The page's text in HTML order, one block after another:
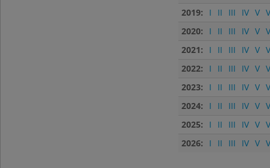
2019:
I II III IV V
2020:
I II III IV V
2021:
I II III IV V
2022:
I II III IV V
2023:
I II III IV V
2024:
I II III IV V
2025:
I II III IV V
2026:
I II III IV V